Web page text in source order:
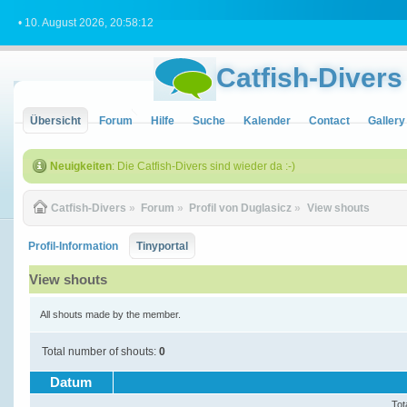
• 10. August 2026, 20:58:12
Catfish-Divers
Übersicht Forum Hilfe Suche Kalender Contact Gallery
Neuigkeiten: Die Catfish-Divers sind wieder da :-)
Catfish-Divers » Forum » Profil von Duglasicz » View shouts
Profil-Information Tinyportal
View shouts
All shouts made by the member.
Total number of shouts: 0
Datum